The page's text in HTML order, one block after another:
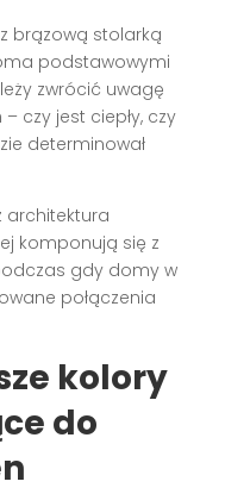
z brązową stolarką
podstawowymi
zwrócić uwagę
czy jest ciepły, czy
determinował
architektura
komponują się z
gdy domy w
połączenia
kolory
do